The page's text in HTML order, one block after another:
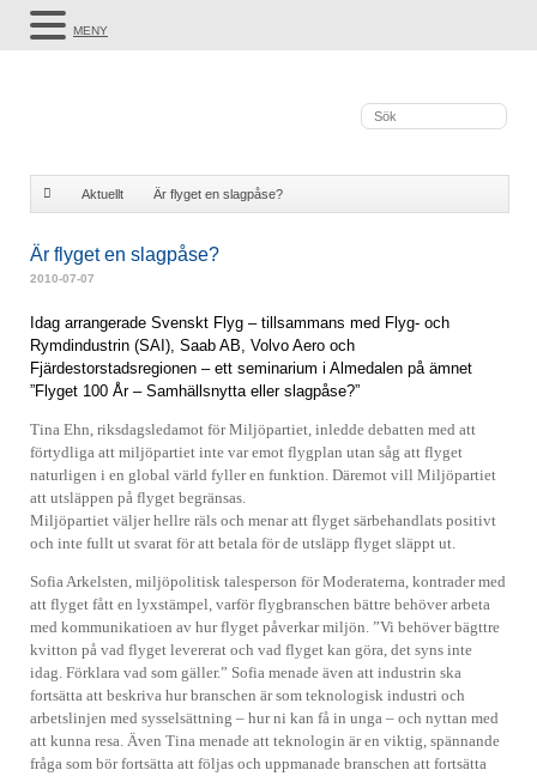
Aktuellt Är flyget en slagpåse?
Är flyget en slagpåse?
2010-07-07
Idag arrangerade Svenskt Flyg – tillsammans med Flyg- och
Rymdindustrin (SAI), Saab AB, Volvo Aero och
Fjärdestorstadsregionen – ett seminarium i Almedalen på ämnet
”Flyget 100 År – Samhällsnytta eller slagpåse?”
Tina Ehn, riksdagsledamot för Miljöpartiet, inledde debatten med att
förtydliga att miljöpartiet inte var emot flygplan utan såg att flyget
naturligen i en global värld fyller en funktion. Däremot vill Miljöpartiet
att utsläppen på flyget begränsas.
Miljöpartiet väljer hellre räls och menar att flyget särbehandlats positivt
och inte fullt ut svarat för att betala för de utsläpp flyget släppt ut.
Sofia Arkelsten, miljöpolitisk talesperson för Moderaterna, kontrader med
att flyget fått en lyxstämpel, varför flygbranschen bättre behöver arbeta
med kommunikatioen av hur flyget påverkar miljön. ”Vi behöver bägttre
kvitton på vad flyget levererat och vad flyget kan göra, det syns inte
idag. Förklara vad som gäller.” Sofia menade även att industrin ska
fortsätta att beskriva hur branschen är som teknologisk industri och
arbetslinjen med sysselsättning – hur ni kan få in unga – och nyttan med
att kunna resa. Även Tina menade att teknologin är en viktig, spännande
fråga som bör fortsätta att följas och uppmanade branschen att fortsätta
MENY